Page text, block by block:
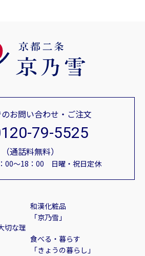
切な理
和漢化粧品
「京乃雪」
食べる・暮らす
「きょうの暮らし」
お問い合わせ・ご注文
79-5525
（通話料無料）
00～18：00 日曜・祝日定休